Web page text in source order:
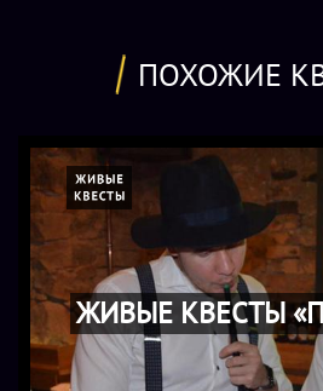
ПОХОЖИЕ
ЖИВЫЕ КВЕСТЫ